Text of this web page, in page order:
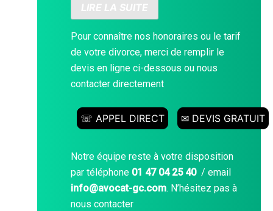
LIRE LA SUITE
Pour connaître nos honoraires ou le tarif
de votre divorce, merci de remplir le
devis en ligne ci-dessous ou nous
contacter directement
☏ APPEL DIRECT ✉ DEVIS GRATUIT
Notre équipe reste à votre disposition
par téléphone 01 47 04 25 40 / email
info@avocat-gc.com. N’hésitez pas à
nous contacter